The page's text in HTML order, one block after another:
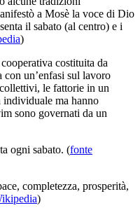
a Mosè la voce di Dio
il sabato (al centro) e i
)
costituita da
un’enfasi sul lavoro
le fattorie in un
individuale ma hanno
sono governati da un
ogni sabato. (fonte
completezza, prosperità,
)